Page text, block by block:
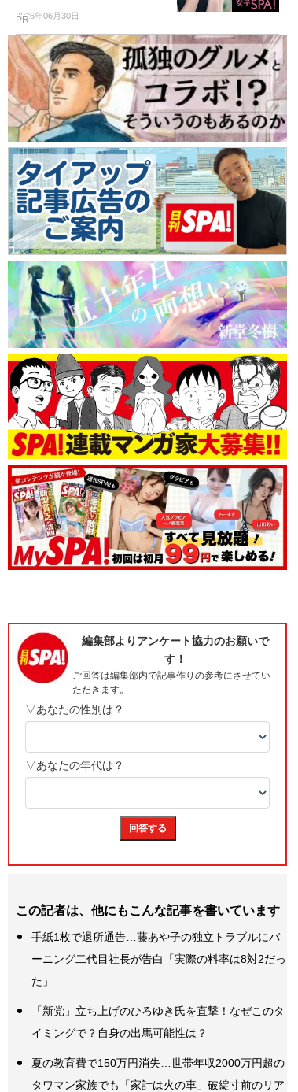
2026年06月30日
PR
この記者は、他にもこんな記事を書いています
手紙1枚で退所通告…藤あや子の独立トラブルにバ
ーニング二代目社長が告白「実際の料率は8対2だっ
た」
「新党」立ち上げのひろゆき氏を直撃！なぜこのタ
イミングで？自身の出馬可能性は？
夏の教育費で150万円消失…世帯年収2000万円超の
タワマン家族でも「家計は火の車」破綻寸前のリア